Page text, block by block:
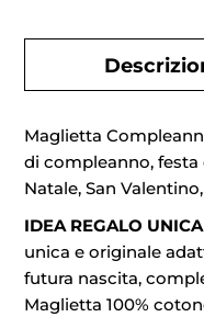
Maglietta
di compleanno,
Natale, San
IDEA REGALO
unica e originale
futura nascita,
Maglietta 100%